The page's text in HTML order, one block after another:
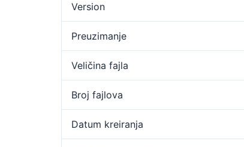
Version
Preuzimanje
Veličina fajla
Broj fajlova
Datum kreiranja